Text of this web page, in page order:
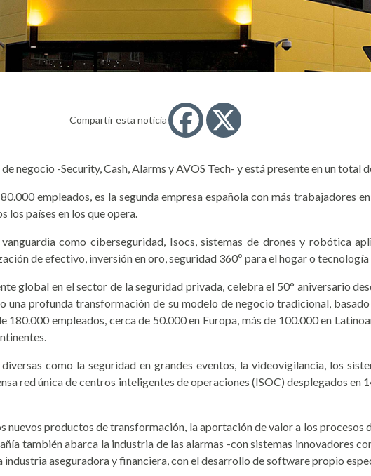
Compartir esta noticia
negocio -Security, Cash, Alarms y AVOS Tech- y está presente en un total
empleados, es la segunda empresa española con más trabajadores
países en los que opera.
como ciberseguridad, Isocs, sistemas de drones y robótica
de efectivo, inversión en oro, seguridad 360º para el hogar o
global en el sector de la seguridad privada, celebra el 50° aniversario
una profunda transformación de su modelo de negocio tradicional,
180.000 empleados, cerca de 50.000 en Europa, más de 100.000 en
como la seguridad en grandes eventos, la videovigilancia, los
red única de centros inteligentes de operaciones (ISOC) desplegados en
productos de transformación, la aportación de valor a los procesos
también abarca la industria de las alarmas -con sistemas innovadores
aseguradora y financiera, con el desarrollo de software propio